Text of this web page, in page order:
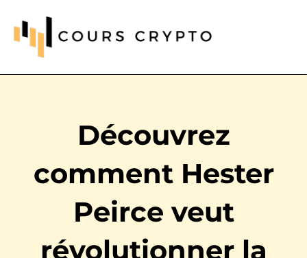
Découvrez
comment Hester
Peirce veut
révolutionner la